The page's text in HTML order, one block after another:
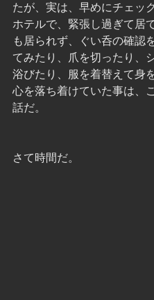
たが、実は、早めにチェッ
ホテルで、緊張し過ぎて居
も居られず、ぐい呑の確認
てみたり、爪を切ったり、
浴びたり、服を着替えて身
心を落ち着けていた事は、
話だ。
さて時間だ。